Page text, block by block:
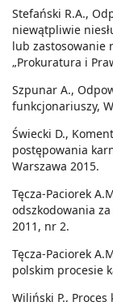
Stefański R.A.,
niewątpliwie
lub zastosowanie
„Prokuratura i
Szpunar A.,
funkcjonariuszy,
Świecki D.,
postępowania
Warszawa 2015.
Tęcza-Paciorek
odszkodowania
2011, nr 2.
Tęcza-Paciorek
polskim procesie
Wiliński P.,